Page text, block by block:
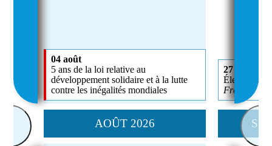
04 août
5 ans de la loi relative au
développement solidaire et à la lutte
contre les inégalités mondiales
27
Élections
France
AOÛT 2026